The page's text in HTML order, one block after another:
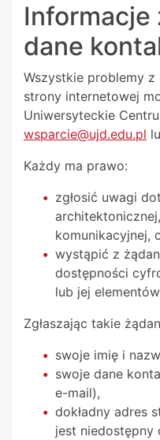
Informacje
dane
Wszystkie problemy
strony internetowej
Uniwersyteckie
wsparcie@ujd.edu.pl
Każdy ma prawo:
zgłosić uwagi
komunikacyjnej,
wystąpić z
dostępności
lub jej
Zgłaszając takie
swoje imię i
swoje dane
e-mail),
dokładny adres
jest niedostępny